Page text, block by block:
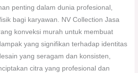
penting dalam dunia profesional,
bagi karyawan. NV Collection Jasa
konveksi murah untuk membuat
yang signifikan terhadap identitas
yang seragam dan konsisten,
citra yang profesional dan